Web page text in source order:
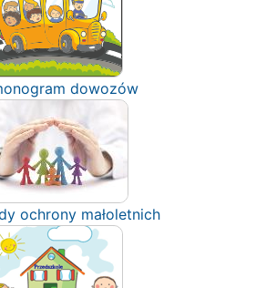
dowozów
ochrony małoletnich